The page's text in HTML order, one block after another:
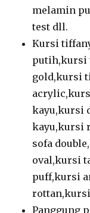
melamin
test dll.
Kursi
putih,kursi
gold,kursi
kayu,kursi
kayu,kursi
sofa
oval,kursi
puff,kursi
Panggung